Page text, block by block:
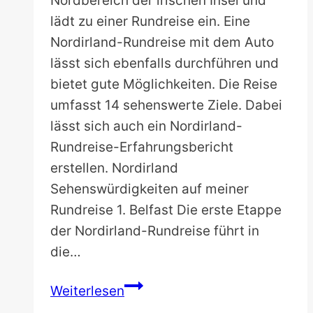
lädt zu einer Rundreise ein. Eine
Nordirland-Rundreise mit dem Auto
lässt sich ebenfalls durchführen und
bietet gute Möglichkeiten. Die Reise
umfasst 14 sehenswerte Ziele. Dabei
lässt sich auch ein Nordirland-
Rundreise-Erfahrungsbericht
erstellen. Nordirland
Sehenswürdigkeiten auf meiner
Rundreise 1. Belfast Die erste Etappe
der Nordirland-Rundreise führt in
die…
WeiterlesenNordirland-